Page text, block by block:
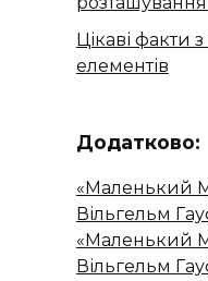
Цікаві факти
елементів
Додатково:
«Маленький
Вільгельм
«Маленький
Вільгельм